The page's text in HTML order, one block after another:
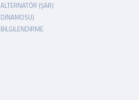
ALTERNATÖR (ŞARJ
DINAMOSU)
BILGILENDIRME